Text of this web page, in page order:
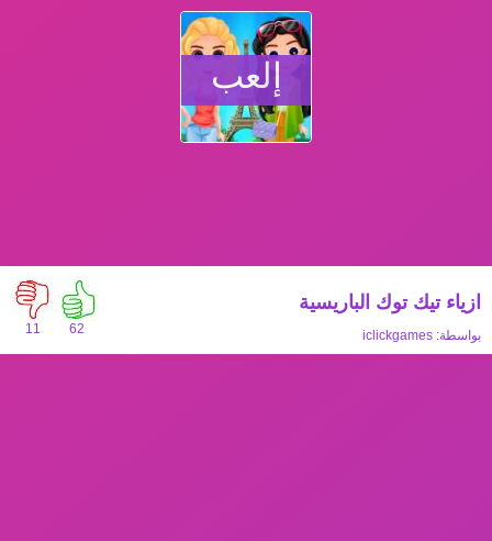
إلعب
11 62
ازياء تيك توك الباريسية
بواسطة: iclickgames